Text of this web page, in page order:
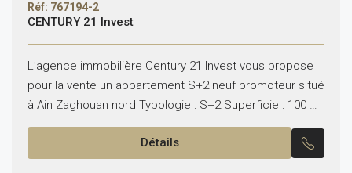
Réf: 767194-2
CENTURY 21 Invest
L’agence immobilière Century 21 Invest vous propose
pour la vente un appartement S+2 neuf promoteur situé
à Ain Zaghouan nord Typologie : S+2 Superficie : 100 m²
Il se compose de :...
Détails